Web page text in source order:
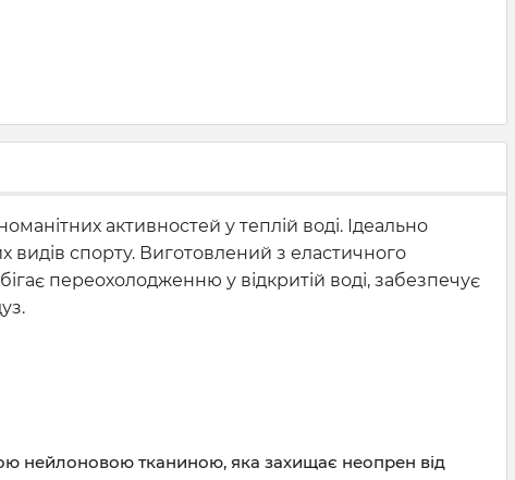
активностей у теплій воді. Ідеально
видів спорту. Виготовлений з еластичного
переохолодженню у відкритій воді, забезпечує
нейлоновою тканиною, яка захищає неопрен від